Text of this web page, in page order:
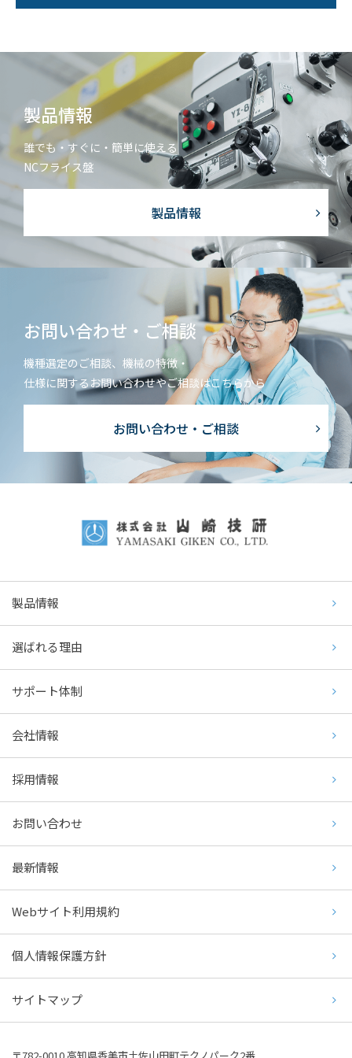
JP EN
製品情報
誰でも・すぐに・簡単に使える
NCフライス盤
製品情報
お問い合わせ・ご相談
機種選定のご相談、機械の特徴・
仕様に関するお問い合わせやご相談はこちらから
お問い合わせ・ご相談
製品情報
選ばれる理由
サポート体制
会社情報
採用情報
お問い合わせ
最新情報
Webサイト利用規約
個人情報保護方針
サイトマップ